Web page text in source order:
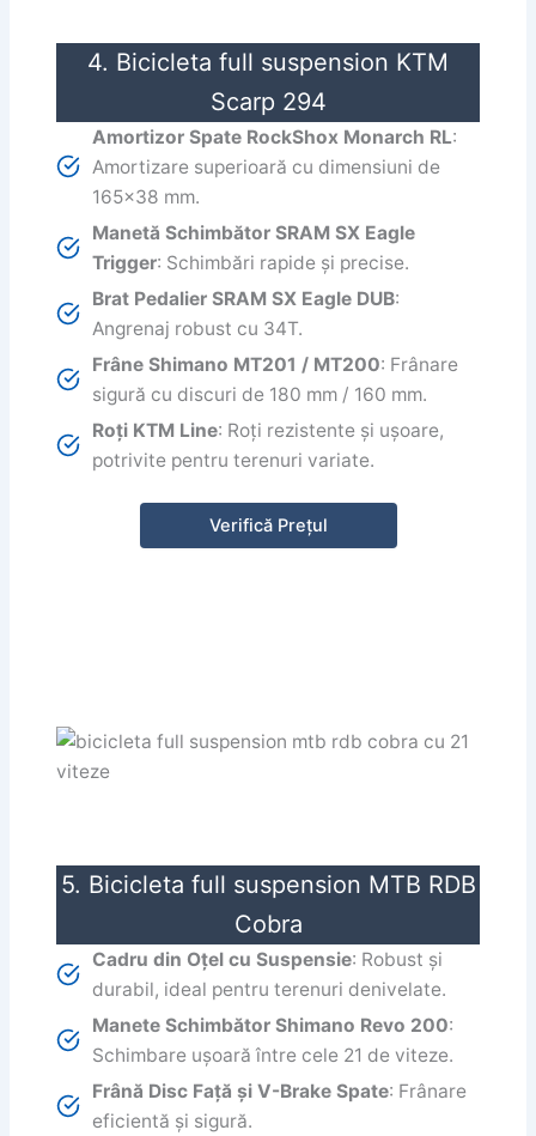
4. Bicicleta full suspension KTM
Scarp 294
Amortizor Spate RockShox Monarch RL:
Amortizare superioară cu dimensiuni de
165×38 mm.
Manetă Schimbător SRAM SX Eagle
Trigger: Schimbări rapide și precise.
Brat Pedalier SRAM SX Eagle DUB:
Angrenaj robust cu 34T.
Frâne Shimano MT201 / MT200: Frânare
sigură cu discuri de 180 mm / 160 mm.
Roți KTM Line: Roți rezistente și ușoare,
potrivite pentru terenuri variate.
Verifică Prețul
5. Bicicleta full suspension MTB RDB
Cobra
Cadru din Oțel cu Suspensie: Robust și
durabil, ideal pentru terenuri denivelate.
Manete Schimbător Shimano Revo 200:
Schimbare ușoară între cele 21 de viteze.
Frână Disc Față și V-Brake Spate: Frânare
eficientă și sigură.